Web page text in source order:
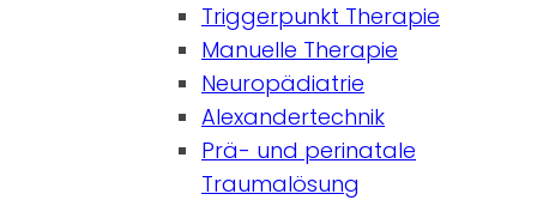
Triggerpunkt Therapie
Manuelle Therapie
Neuropädiatrie
Alexandertechnik
Prä- und perinatale
Traumalösung